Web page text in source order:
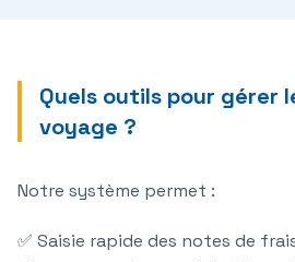
Quels outils pour gérer
voyage ?
Notre système permet :
✅ Saisie rapide des notes de